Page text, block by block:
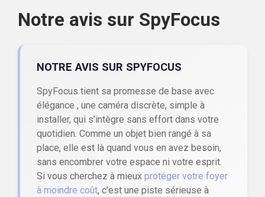
Notre avis sur SpyFocus
NOTRE AVIS SUR SPYFOCUS
SpyFocus tient sa promesse de base avec
élégance , une caméra discrète, simple à
installer, qui s’intègre sans effort dans votre
quotidien. Comme un objet bien rangé à sa
place, elle est là quand vous en avez besoin,
sans encombrer votre espace ni votre esprit.
Si vous cherchez à mieux protéger votre foyer
à moindre coût, c’est une piste sérieuse à